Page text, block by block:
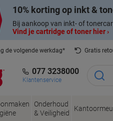
10% korting op inkt &
Bij aankoop van inkt- of
Vind je cartridge of toner hier ›
de volgende werkdag*
Gratis
077 3238000
Klantenservice
Onderhoud
& Veiligheid